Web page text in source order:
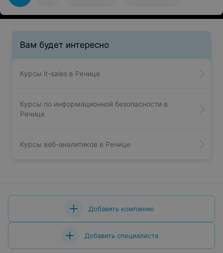
Вам будет интересно
Курсы it-sales в Речице
Курсы по информационной безопасности в
Речице
Курсы веб-аналитиков в Речице
Добавить компанию
Добавить специалиста